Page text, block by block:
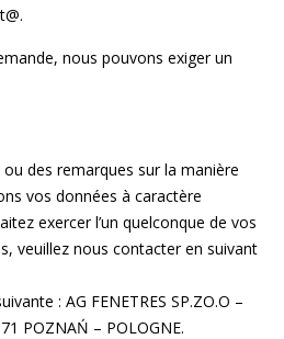
.
nous pouvons exiger un
des remarques sur la manière
vos données à caractère
exercer l’un quelconque de vos
veuillez nous contacter en suivant
: AG FENETRES SP.ZO.O –
POZNAŃ – POLOGNE.